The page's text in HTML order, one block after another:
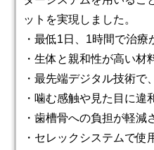
ットを実現しました。
・最低1日、1時間で治療
・生体と親和性が高い材
・最先端デジタル技術で
・噛む感触や見た目に違
・歯槽骨への負担が軽減
・セレックシステムで使